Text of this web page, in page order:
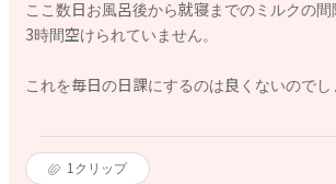
ここ数日お風呂後から就寝までのミルクの間
3時間空けられていません。
これを毎日の日課にするのは良くないのでし
1 クリップ